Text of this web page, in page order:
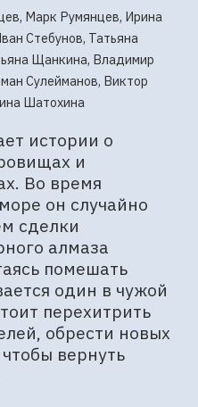
Марк Румянцев, Ирина
Стебунов, Татьяна
Щанкина, Владимир
Сулейманов, Виктор
Шатохина
истории о
и
Во время
он случайно
сделки
алмаза
помешать
один в чужой
перехитрить
обрести новых
вернуть